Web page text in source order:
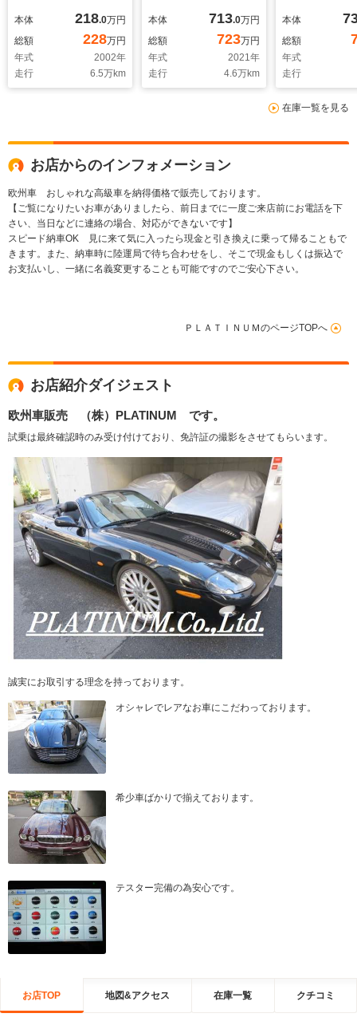
本体 218.0万円
総額
228万円
年式
2002年
走行
6.5万km
バランスPKG 後席
モニター オットマ
ン レーダーセーフテ
ィ パノラミックサン
ルーフ 3Dコックピ
ッドライト ブルメス
ター マッサージシー
本体 713.0万円
総額
723万円
年式
2021年
走行
4.6万km
本体
総額
年式
走行
在庫一覧を見る
お店からのインフォメーション
欧州車 おしゃれな高級車を納得価格で販売しております。
【ご覧になりたいお車がありましたら、前日までに一度ご来店前にお電話を下
さい、当日などに連絡の場合、対応ができないです】
スピード納車OK 見に来て気に入ったら現金と引き換えに乗って帰ることもで
きます。また、納車時に陸運局で待ち合わせをし、そこで現金もしくは振込で
お支払いし、一緒に名義変更することも可能ですのでご安心下さい。
ＰＬＡＴＩＮＵＭのページTOPへ
お店紹介ダイジェスト
欧州車販売 （株）PLATINUM です。
試乗は最終確認時のみ受け付けており、免許証の撮影をさせてもらいます。
誠実にお取引する理念を持っております。
オシャレでレアなお車にこだわっております。
希少車ばかりで揃えております。
テスター完備の為安心です。
お店TOP 地図&アクセス 在庫一覧 クチコミ